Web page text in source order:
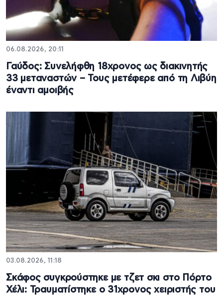
06.08.2026, 20:11
Γαύδος: Συνελήφθη 18χρονος ως διακινητής
33 μεταναστών – Τους μετέφερε από τη Λιβύη
έναντι αμοιβής
03.08.2026, 11:18
Σκάφος συγκρούστηκε με τζετ σκι στο Πόρτο
Χέλι: Τραυματίστηκε ο 31χρονος χειριστής του